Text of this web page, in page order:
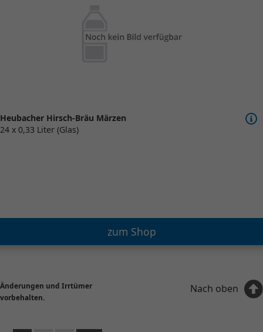
Heubacher Hirsch-Bräu Märzen
24 x 0,33 Liter (Glas)
zum Shop
Änderungen und Irrtümer
vorbehalten.
Nach oben